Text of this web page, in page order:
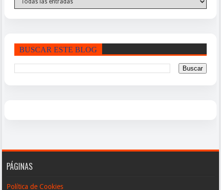
BUSCAR ESTE BLOG
PÁGINAS
Política de Cookies